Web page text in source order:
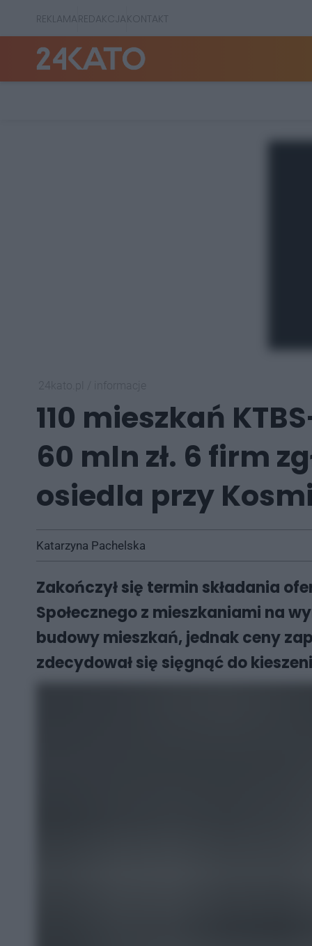
REKLAMAREDAKCJAKONTAKT
110 mieszkań
60 mln zł. 6 firm
osiedla przy
Katarzyna Pachelska
Zakończył się termin składania
Społecznego z mieszkaniami na
budowy mieszkań, jednak ceny
zdecydował się sięgnąć do